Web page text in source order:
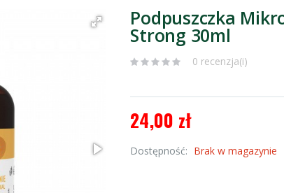
Podpuszczka
Strong 30ml
0 recenzja(i)
24,00 zł
Dostępność: Brak w magazynie